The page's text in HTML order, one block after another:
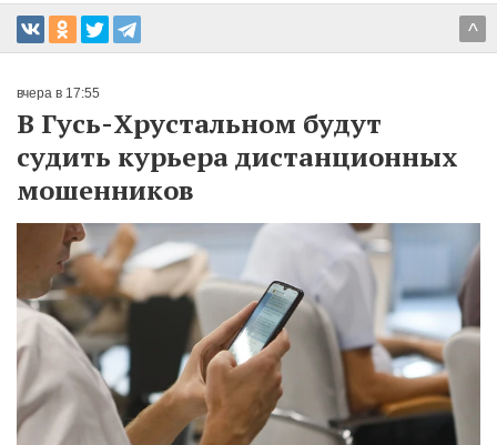
^
вчера в 17:55
В Гусь-Хрустальном будут
судить курьера дистанционных
мошенников